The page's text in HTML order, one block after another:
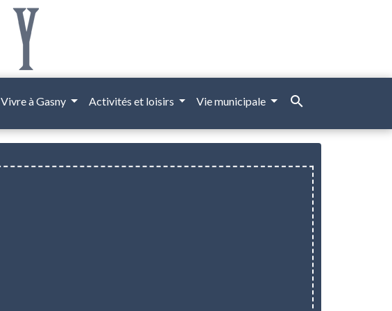
Vivre à Gasny Activités et loisirs Vie municipale search